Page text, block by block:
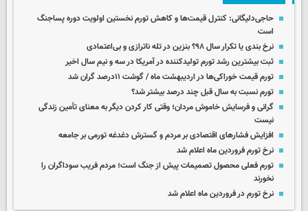
حاجی‌دلیگانی: کنترل قیمت‌ها و کاهش تورم نخستین اولویت دوره پساجنگ
است
نرخ بندی یا تکرار سال ۹۸؟ بنزین در تله‌ ناترازی و بی‌اعتمادی
ثبت بیشترین رشد تورم تولیدکننده در آمریکا در سه و نیم سال اخیر
تورم قیمت خوراکی‌ها در اردیبهشت ماه / گوشت ۱۱درصد گران شد
تورم نسبت به سال قبل چند درصد بیشتر شد؟
گرانی و فرسایش خاموش مردان؛ وقتی کار کردن دیگر به معنای تأمین زندگی
نیست
افزایش فشارهای اقتصادی بر مردم و گسترش دغدغه تورمی بر جامعه
نرخ تورم فروردین ماه اعلام شد
تورم فعلی محصول تصمیمات پیش از جنگ است؛ مردم فریب سوداگران را
نخورند
نرخ تورم در فروردین ماه اعلام شد